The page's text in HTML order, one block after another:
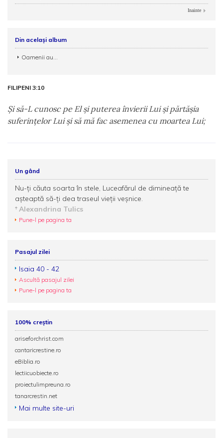
Inainte
Din același album
Oamenii au...
FILIPENI 3:10
Şi să-L cunosc pe El şi puterea învierii Lui şi părtăşia
suferinţelor Lui şi să mă fac asemenea cu moartea Lui;
Un gând
Nu-ți căuta soarta în stele, Luceafărul de dimineață te
așteaptă să-ți dea traseul vieții veșnice.
Alexandrina Tulics
Pune-l pe pagina ta
Pasajul zilei
Isaia 40 - 42
Ascultă pasajul zilei
Pune-l pe pagina ta
100% creștin
ariseforchrist.com
cantaricrestine.ro
eBiblia.ro
lectiicuobiecte.ro
proiectulimpreuna.ro
tanarcrestin.net
Mai multe site-uri